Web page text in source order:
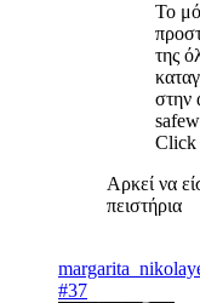
Το
της
στην
Click
Αρκεί να
πειστήρια
#37